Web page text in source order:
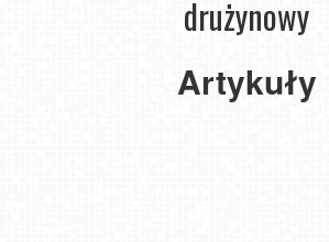
drużynowy
Artykuły